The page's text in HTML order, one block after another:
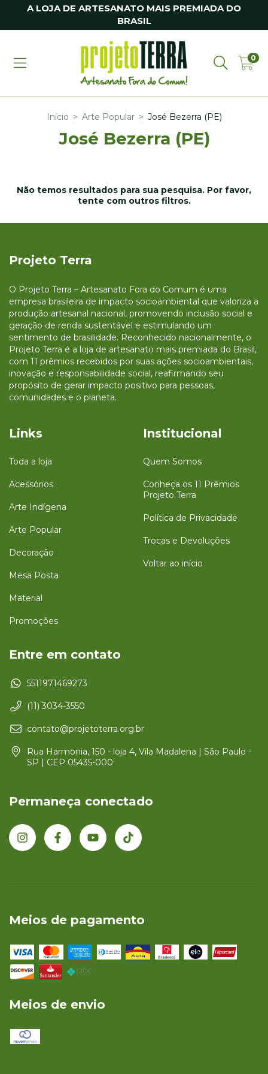
A LOJA DE ARTESANATO MAIS PREMIADA DO
BRASIL
0
Início > Arte Popular > José Bezerra (PE)
José Bezerra (PE)
Não temos resultados para sua pesquisa. Por favor,
tente com outros filtros.
Projeto Terra
O Projeto Terra – Artesanato Fora do Comum é uma
empresa brasileira de impacto socioambiental que valoriza a
produção artesanal nacional, promovendo inclusão social e
geração de renda sustentável e estimulando um
sentimento de brasilidade. Reconhecido nacionalmente, o
Projeto Terra é a loja de artesanato mais premiada do Brasil,
com 11 prêmios recebidos por suas ações socioambientais,
inovação e responsabilidade social, reafirmando seu
propósito de gerar impacto positivo para pessoas,
comunidades e o planeta.
Links
Toda a loja
Acessórios
Arte Indígena
Arte Popular
Decoração
Mesa Posta
Material
Promoções
Institucional
Quem Somos
Conheça os 11 Prêmios
Projeto Terra
Política de Privacidade
Trocas e Devoluções
Voltar ao início
Entre em contato
5511971469273
(11) 3034-3550
contato@projetoterra.org.br
Rua Harmonia, 150 - loja 4, Vila Madalena | São Paulo -
SP | CEP 05435-000
Permaneça conectado
Meios de pagamento
Meios de envio